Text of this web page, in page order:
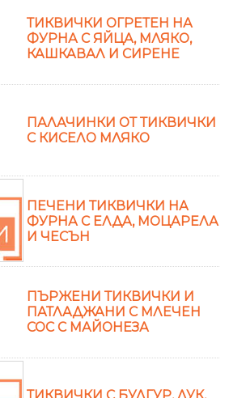
ТИКВИЧКИ ОГРЕТЕН НА
ФУРНА С ЯЙЦА, МЛЯКО,
КАШКАВАЛ И СИРЕНЕ
ПАЛАЧИНКИ ОТ ТИКВИЧКИ
С КИСЕЛО МЛЯКО
ПЕЧЕНИ ТИКВИЧКИ НА
ФУРНА С ЕЛДА, МОЦАРЕЛА
И ЧЕСЪН
ПЪРЖЕНИ ТИКВИЧКИ И
ПАТЛАДЖАНИ С МЛЕЧЕН
СОС С МАЙОНЕЗА